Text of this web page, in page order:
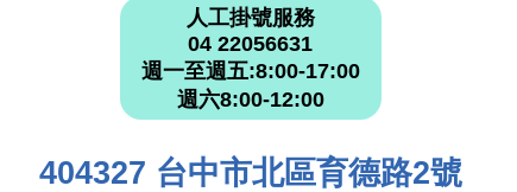
人工掛號服務
04 22056631
週一至週五:8:00-17:00
週六8:00-12:00
404327 台中市北區育德路2號